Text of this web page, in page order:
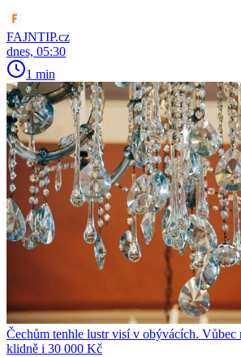
FAJNTIP.cz
dnes, 05:30
1 min
Čechům tenhle lustr visí v obývácích. Vůbec
klidně i 30 000 Kč